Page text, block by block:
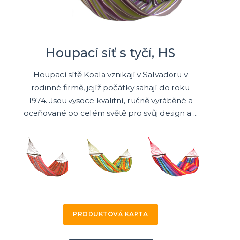
Houpací síť s tyčí, HS
Houpací sítě Koala vznikají v Salvadoru v
rodinné firmě, jejíž počátky sahají do roku
1974. Jsou vysoce kvalitní, ručně vyráběné a
oceňované po celém světě pro svůj design a ...
PRODUKTOVÁ KARTA